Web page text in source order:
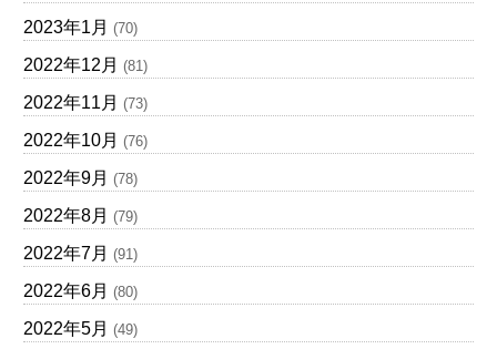
2023年1月 (70)
2022年12月 (81)
2022年11月 (73)
2022年10月 (76)
2022年9月 (78)
2022年8月 (79)
2022年7月 (91)
2022年6月 (80)
2022年5月 (49)